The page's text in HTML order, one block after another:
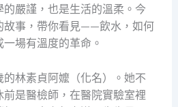
嚴謹，也是生活的溫柔。今
故事，帶你看見——飲水，如何
場有溫度的革命。
林素貞阿嬤（化名）。她不
是醫檢師，在醫院實驗室裡